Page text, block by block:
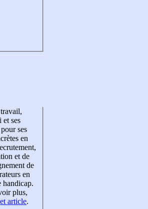
et ses
ses
en
et de
de
en
handicap.
plus,
article.